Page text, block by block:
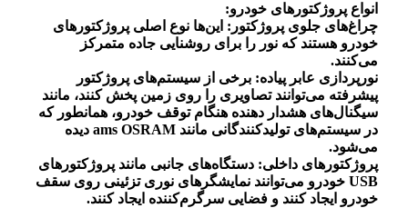
انواع پروژکتورهای خودرو:
چراغ‌های جلوی پروژکتور: این‌ها نوع اصلی پروژکتورهای
خودرو هستند که نور را برای روشنایی جاده متمرکز
می‌کنند.
نورپردازی عابر پیاده: برخی از سیستم‌های پروژکتور
پیشرفته می‌توانند تصاویری را روی زمین پخش کنند، مانند
سیگنال‌های هشدار دهنده هنگام توقف خودرو، همانطور که
در سیستم‌های تولیدکنندگانی مانند ams OSRAM دیده
می‌شود.
پروژکتورهای داخلی: دستگاه‌های جانبی مانند پروژکتورهای
USB خودرو می‌توانند نمایشگرهای نوری تزئینی روی سقف
خودرو ایجاد کنند و فضایی سرگرم‌کننده ایجاد کنند.